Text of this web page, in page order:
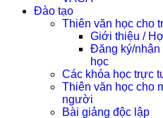
Đào tạo
Thiên văn học cho
Giới thiệu /
Đăng ký/
học
Các khóa học trực
Thiên văn học cho
người
Bài giảng độc lập